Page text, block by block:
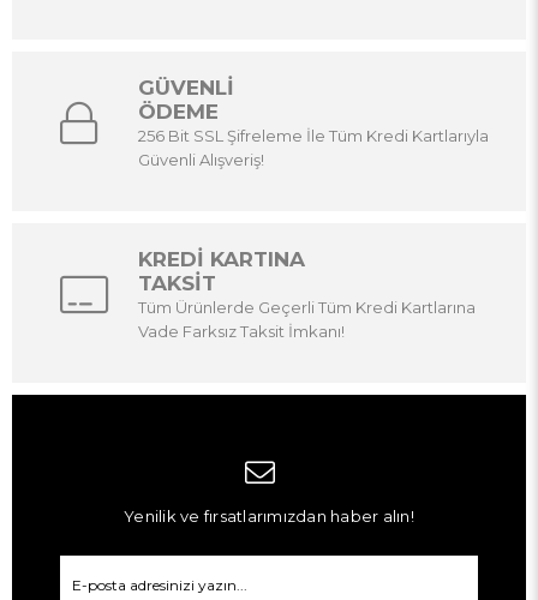
GÜVENLİ
ÖDEME
256 Bit SSL Şifreleme İle Tüm Kredi Kartlarıyla
Güvenli Alışveriş!
KREDİ KARTINA
TAKSİT
Tüm Ürünlerde Geçerli Tüm Kredi Kartlarına
Vade Farksız Taksit İmkanı!
Yenilik ve fırsatlarımızdan haber alın!